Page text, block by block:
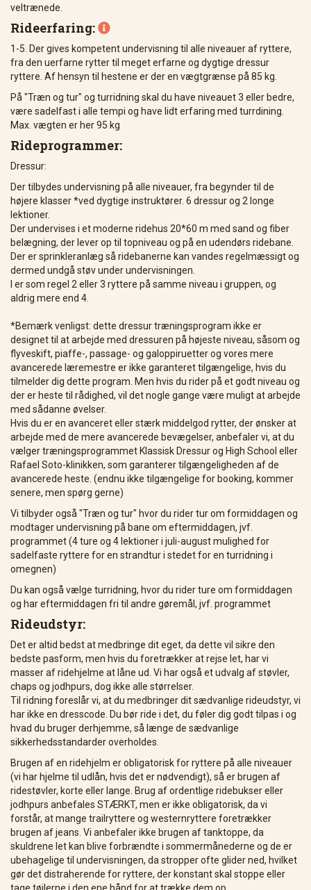
veltrænede.
Rideerfaring: 
1-5. Der gives kompetent undervisning til alle niveauer af ryttere,
fra den uerfarne rytter til meget erfarne og dygtige dressur
ryttere. Af hensyn til hestene er der en vægtgrænse på 85 kg.
På "Træn og tur" og turridning skal du have niveauet 3 eller bedre,
være sadelfast i alle tempi og have lidt erfaring med turrdining.
Max. vægten er her 95 kg
Rideprogrammer:
Dressur:
Der tilbydes undervisning på alle niveauer, fra begynder til de
højere klasser *ved dygtige instruktører. 6 dressur og 2 longe
lektioner.
Der undervises i et moderne ridehus 20*60 m med sand og fiber
belægning, der lever op til topniveau og på en udendørs ridebane.
Der er sprinkleranlæg så ridebanerne kan vandes regelmæssigt og
dermed undgå støv under undervisningen.
I er som regel 2 eller 3 ryttere på samme niveau i gruppen, og
aldrig mere end 4.
*Bemærk venligst: dette dressur træningsprogram ikke er
designet til at arbejde med dressuren på højeste niveau, såsom og
flyveskift, piaffe-, passage- og galoppiruetter og vores mere
avancerede læremestre er ikke garanteret tilgængelige, hvis du
tilmelder dig dette program. Men hvis du rider på et godt niveau og
der er heste til rådighed, vil det nogle gange være muligt at arbejde
med sådanne øvelser.
Hvis du er en avanceret eller stærk middelgod rytter, der ønsker at
arbejde med de mere avancerede bevægelser, anbefaler vi, at du
vælger træningsprogrammet Klassisk Dressur og High School eller
Rafael Soto-klinikken, som garanterer tilgængeligheden af de
avancerede heste. (endnu ikke tilgængelige for booking, kommer
senere, men spørg gerne)
Vi tilbyder også "Træn og tur" hvor du rider tur om formiddagen og
modtager undervisning på bane om eftermiddagen, jvf.
programmet (4 ture og 4 lektioner i juli-august mulighed for
sadelfaste ryttere for en strandtur i stedet for en turridning i
omegnen)
Du kan også vælge turridning, hvor du rider ture om formiddagen
og har eftermiddagen fri til andre gøremål, jvf. programmet
Rideudstyr:
Det er altid bedst at medbringe dit eget, da dette vil sikre den
bedste pasform, men hvis du foretrækker at rejse let, har vi
masser af ridehjelme at låne ud. Vi har også et udvalg af støvler,
chaps og jodhpurs, dog ikke alle størrelser.
Til ridning foreslår vi, at du medbringer dit sædvanlige rideudstyr, vi
har ikke en dresscode. Du bør ride i det, du føler dig godt tilpas i og
hvad du bruger derhjemme, så længe de sædvanlige
sikkerhedsstandarder overholdes.
Brugen af ​​en ridehjelm er obligatorisk for ryttere på alle niveauer
(vi har hjelme til udlån, hvis det er nødvendigt), så er brugen af ​​
ridestøvler, korte eller lange. Brug af ordentlige ridebukser eller
jodhpurs anbefales STÆRKT, men er ikke obligatorisk, da vi
forstår, at mange trailryttere og westernryttere foretrækker
brugen af ​​jeans. Vi anbefaler ikke brugen af ​​tanktoppe, da
skuldrene let kan blive forbrændte i sommermånederne og de er
ubehagelige til undervisningen, da stropper ofte glider ned, hvilket
gør det distraherende for ryttere, der konstant skal stoppe eller